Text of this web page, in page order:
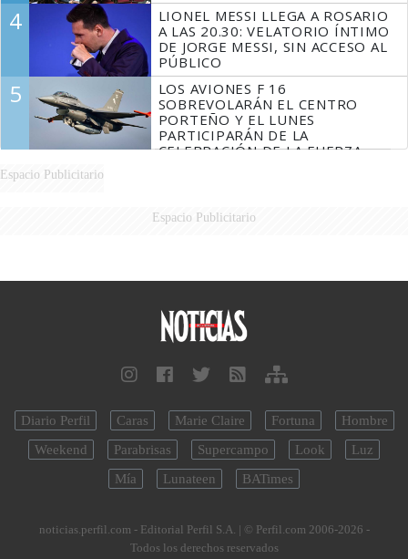
4
LIONEL MESSI LLEGA A ROSARIO
A LAS 20.30: VELATORIO ÍNTIMO
DE JORGE MESSI, SIN ACCESO AL
PÚBLICO
5
LOS AVIONES F 16
SOBREVOLARÁN EL CENTRO
PORTEÑO Y EL LUNES
PARTICIPARÁN DE LA
CELEBRACIÓN DE LA FUERZA
Espacio Publicitario
Espacio Publicitario
Diario Perfil Caras Marie Claire Fortuna
Hombre
Weekend
Parabrisas Supercampo Look
Luz
Mía
Lunateen BATimes
noticias.perfil.com - Editorial Perfil S.A. | © Perfil.com 2006-2026 -
Todos los derechos reservados